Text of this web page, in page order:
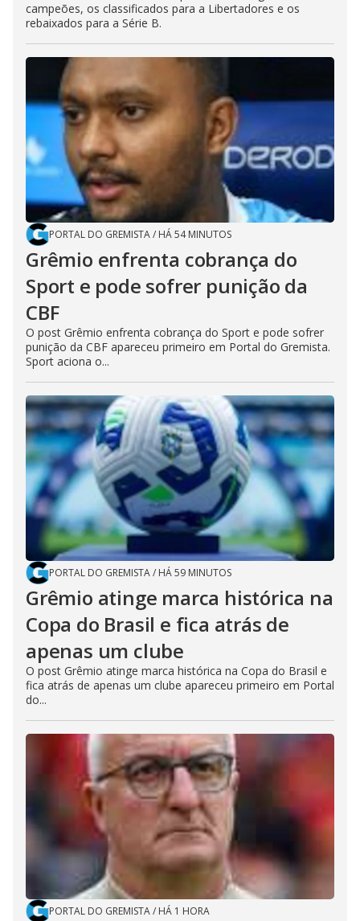
campeões, os classificados para a Libertadores e os
rebaixados para a Série B.
PORTAL DO GREMISTA/ HÁ 54 MINUTOS
Grêmio enfrenta cobrança do
Sport e pode sofrer punição da
CBF
O post Grêmio enfrenta cobrança do Sport e pode sofrer
punição da CBF apareceu primeiro em Portal do Gremista.
Sport aciona o...
PORTAL DO GREMISTA/ HÁ 59 MINUTOS
Grêmio atinge marca histórica na
Copa do Brasil e fica atrás de
apenas um clube
O post Grêmio atinge marca histórica na Copa do Brasil e
fica atrás de apenas um clube apareceu primeiro em Portal
do...
PORTAL DO GREMISTA/ HÁ 1 HORA